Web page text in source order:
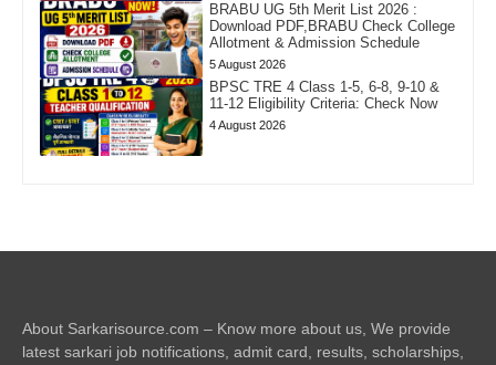
BRABU UG 5th Merit List 2026 :
Download PDF,BRABU Check College
Allotment & Admission Schedule
5 August 2026
BPSC TRE 4 Class 1-5, 6-8, 9-10 &
11-12 Eligibility Criteria: Check Now
4 August 2026
About Sarkarisource.com – Know more about us, We provide
latest sarkari job notifications, admit card, results, scholarships,